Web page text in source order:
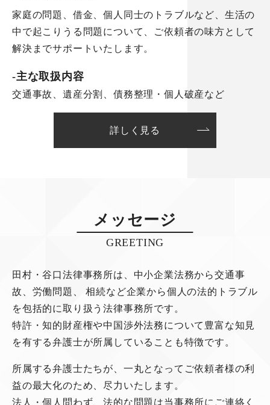
家庭の問題、借金、個人同士のトラブルなど、生活の
中で起こりうる問題について、ご依頼者の味方として
解決までサポートいたします。
-主な取扱内容
交通事故、遺産分割、債務整理・個人破産など
詳しく見る
メッセージ
GREETING
田村・谷口法律事務所は、中小企業法務から交通事
故、労働問題、
相続など企業から個人の法的トラブル
を包括的に取り扱う法律事務所です。
特許・知的財産権や中国渉外法務について豊富な知見
を有する弁護士が所属していることも特徴です。
所属する弁護士たちが、一丸となってご依頼者様の利
益の最大化のため、尽力いたします。
法人・個人問わず、法的な問題は当事務所にご連絡く